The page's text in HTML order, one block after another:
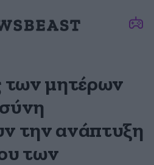
των μητέρων
την ανάπτυξη
των